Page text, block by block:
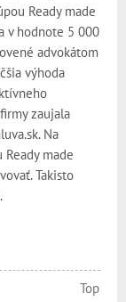
Ready made
v hodnote 5 000
advokátom
výhoda
zaujala
Na
made
Takisto
.
Top